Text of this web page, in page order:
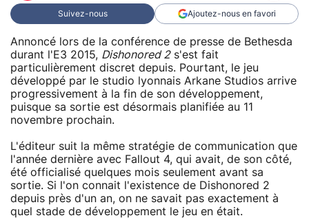
Suivez-nous Ajoutez-nous en favori
Annoncé lors de la conférence de presse de Bethesda
durant l'E3 2015, Dishonored 2s'est fait
particulièrement discret depuis. Pourtant, le jeu
développé par le studio lyonnais Arkane Studios arrive
progressivement à la fin de son développement,
puisque sa sortie est désormais planifiée au 11
novembre prochain.
L'éditeur suit la même stratégie de communication que
l'année dernière avec Fallout 4, qui avait, de son côté,
été officialisé quelques mois seulement avant sa
sortie. Si l'on connait l'existence de Dishonored 2
depuis près d'un an, on ne savait pas exactement à
quel stade de développement le jeu en était.